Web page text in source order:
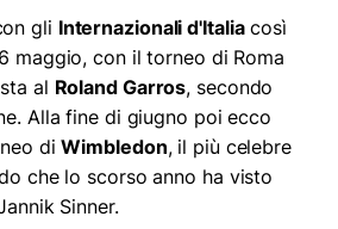
gli Internazionali d'Italiacosì
maggio, con il torneo di Roma
al Roland Garros, secondo
Alla fine di giugno poi ecco
diWimbledon, il più celebre
che lo scorso anno ha visto
Sinner.